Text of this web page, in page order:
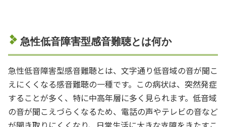
急性低音障害型感音難聴とは何か
急性低音障害型感音難聴とは、文字通り低音域の音が聞こ
えにくくなる感音難聴の一種です。この病状は、突然発症
することが多く、特に中高年層に多く見られます。低音域
の音が聞こえづらくなるため、電話の声やテレビの音など